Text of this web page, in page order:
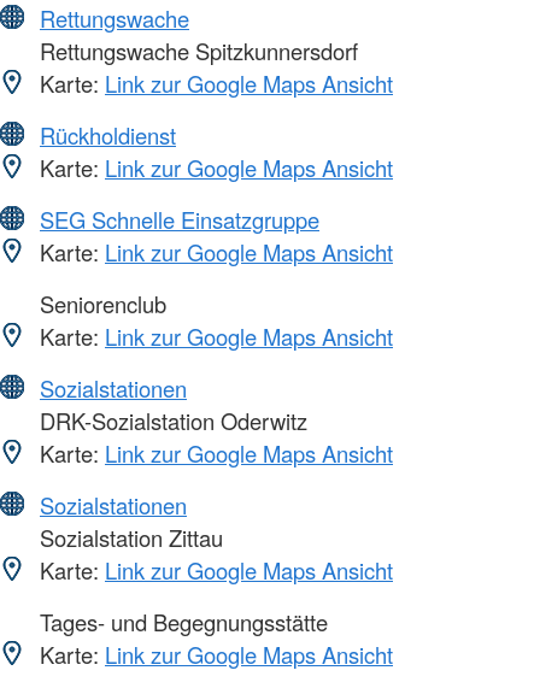
Rettungswache
Rettungswache Spitzkunnersdorf
Karte: Link zur Google Maps Ansicht
Rückholdienst
Karte: Link zur Google Maps Ansicht
SEG Schnelle Einsatzgruppe
Karte: Link zur Google Maps Ansicht
Seniorenclub
Karte: Link zur Google Maps Ansicht
Sozialstationen
DRK-Sozialstation Oderwitz
Karte: Link zur Google Maps Ansicht
Sozialstationen
Sozialstation Zittau
Karte: Link zur Google Maps Ansicht
Tages- und Begegnungsstätte
Karte: Link zur Google Maps Ansicht